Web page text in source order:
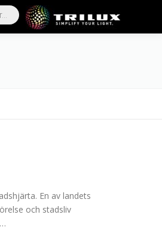
En av landets
och stadsliv